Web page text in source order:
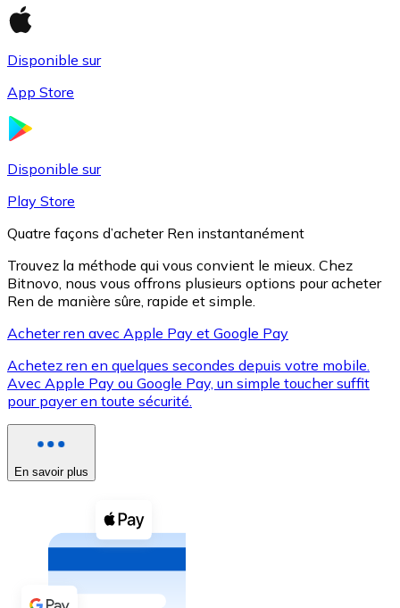
XRP
XRP
Voir toutes
Coupons crypto
Achetez des cryptomonnaies en espèces et d'autres
Acheter avec espèces
Virement SEPA
Disponible sur
App Store
Disponible sur
Play Store
Quatre façons d’acheter Ren instantanément
Trouvez la méthode qui vous convient le mieux. Chez
Bitnovo, nous vous offrons plusieurs options pour acheter
Ren de manière sûre, rapide et simple.
Acheter ren avec Apple Pay et Google Pay
Achetez ren en quelques secondes depuis votre mobile.
Avec Apple Pay ou Google Pay, un simple toucher suffit
pour payer en toute sécurité.
En savoir plus